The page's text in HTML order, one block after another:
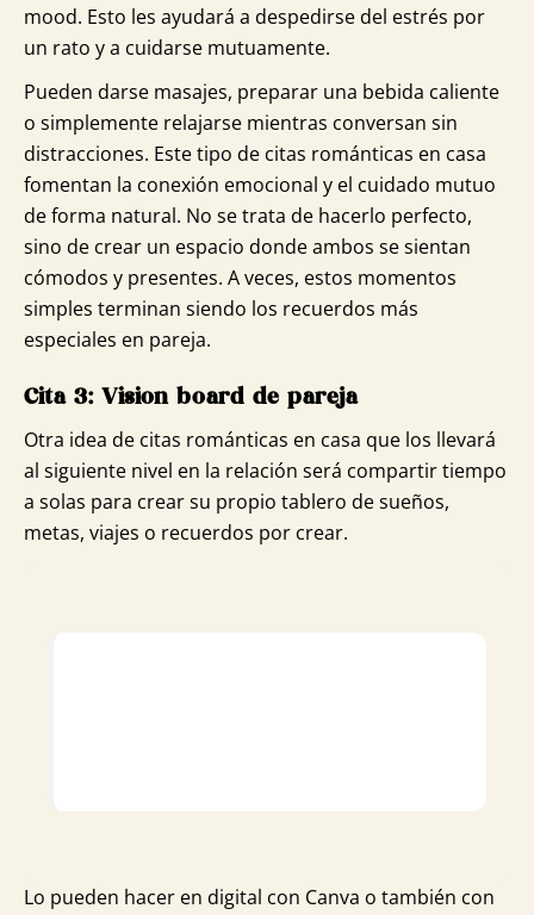
mood. Esto les ayudará a despedirse del estrés por
un rato y a cuidarse mutuamente.
Pueden darse masajes, preparar una bebida caliente
o simplemente relajarse mientras conversan sin
distracciones. Este tipo de citas románticas en casa
fomentan la conexión emocional y el cuidado mutuo
de forma natural. No se trata de hacerlo perfecto,
sino de crear un espacio donde ambos se sientan
cómodos y presentes. A veces, estos momentos
simples terminan siendo los recuerdos más
especiales en pareja.
Cita 3: Vision board de pareja
Otra idea de citas románticas en casa que los llevará
al siguiente nivel en la relación será compartir tiempo
a solas para crear su propio tablero de sueños,
metas, viajes o recuerdos por crear.
Lo pueden hacer en digital con Canva o también con